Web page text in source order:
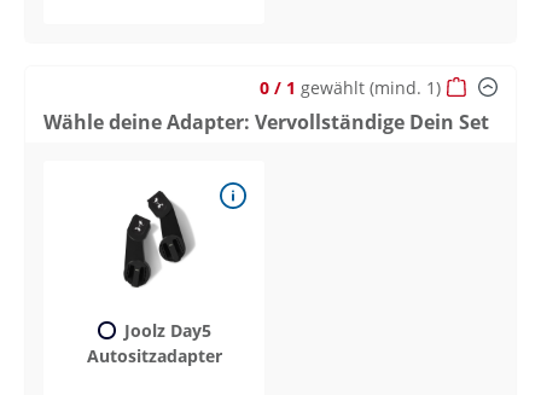
Wähle deine Adapter: Vervollständige Dein Set
0 / 1 gewählt (mind. 1)
Joolz Day5
Autositzadapter